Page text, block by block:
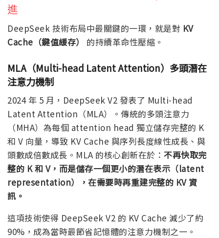
進
DeepSeek 技術布局中最關鍵的一環，就是對 KV
Cache（鍵值緩存）
的持續革命性壓縮。
MLA（Multi-head Latent Attention）多頭潛在
注意力機制
2024 年 5 月，DeepSeek V2 發表了 Multi-head
Latent Attention（MLA）。傳統的多頭注意力
（MHA）為每個 attention head 獨立儲存完整的 K
和 V 向量，導致 KV Cache 與序列長度線性成長、與
頭數成倍數成長。MLA 的核心創新在於： 不再快取完
整的 K 和 V，而是儲存一個更小的潛在表示（latent
representation），在需要時再重建完整的 KV 資
訊。
這項技術使得 DeepSeek V2 的 KV Cache 減少了約
90%，成為當時最節省記憶體的注意力機制之一。